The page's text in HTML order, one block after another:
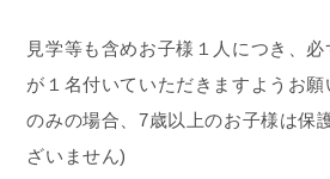
見学等も含めお子様１人につき、
が１名付いていただきますようお
のみの場合、7歳以上のお子様は保
ざいません)